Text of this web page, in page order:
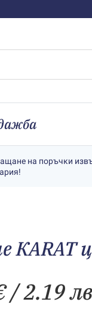
на поръчки
КARAT
/ 2.19